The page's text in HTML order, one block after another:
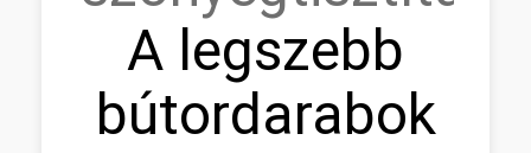
A legszebb
bútordarabok